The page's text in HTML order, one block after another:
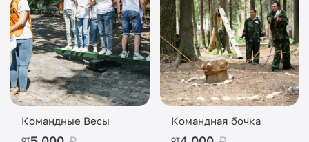
Командные Весы
от
Командная бочка
от